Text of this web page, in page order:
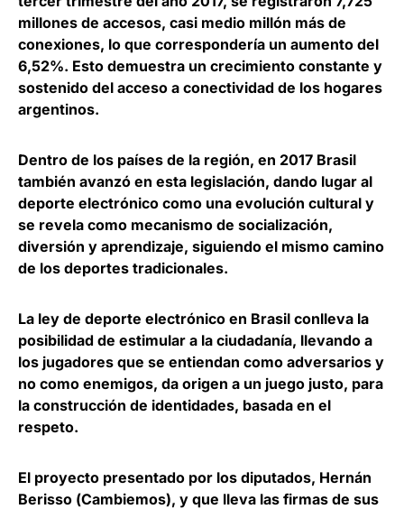
millones de accesos, casi medio millón más de
conexiones, lo que correspondería un aumento del
6,52%. Esto demuestra un crecimiento constante y
sostenido del acceso a conectividad de los hogares
argentinos.
Dentro de los países de la región, en 2017 Brasil
también avanzó en esta legislación, dando lugar al
deporte electrónico como una evolución cultural y
se revela como mecanismo de socialización,
diversión y aprendizaje, siguiendo el mismo camino
de los deportes tradicionales.
La ley de deporte electrónico en Brasil conlleva la
posibilidad de estimular a la ciudadanía, llevando a
los jugadores que se entiendan como adversarios y
no como enemigos, da origen a un juego justo, para
la construcción de identidades, basada en el
respeto.
El proyecto presentado por los diputados, Hernán
Berisso (Cambiemos), y que lleva las firmas de sus